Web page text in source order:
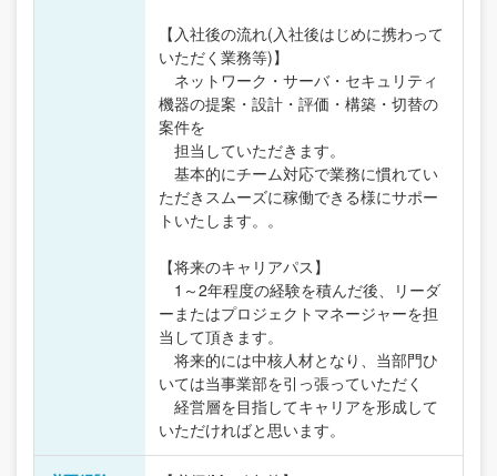
【入社後の流れ(入社後はじめに携わって
いただく業務等)】
ネットワーク・サーバ・セキュリティ
機器の提案・設計・評価・構築・切替の
案件を
担当していただきます。
基本的にチーム対応で業務に慣れてい
ただきスムーズに稼働できる様にサポー
トいたします。。
【将来のキャリアパス】
1～2年程度の経験を積んだ後、リーダ
ーまたはプロジェクトマネージャーを担
当して頂きます。
将来的には中核人材となり、当部門ひ
いては当事業部を引っ張っていただく
経営層を目指してキャリアを形成して
いただければと思います。